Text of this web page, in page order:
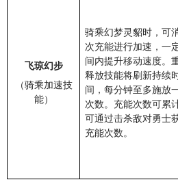
飞琼幻步
（骑乘加速技
能）
骑乘幻梦灵貂时，可
次充能进行加速，一
间内提升移动速度。
释放技能将刷新持续
间，每分钟至多施放
次数。充能次数可累
可通过击杀敌对勇士
充能次数。